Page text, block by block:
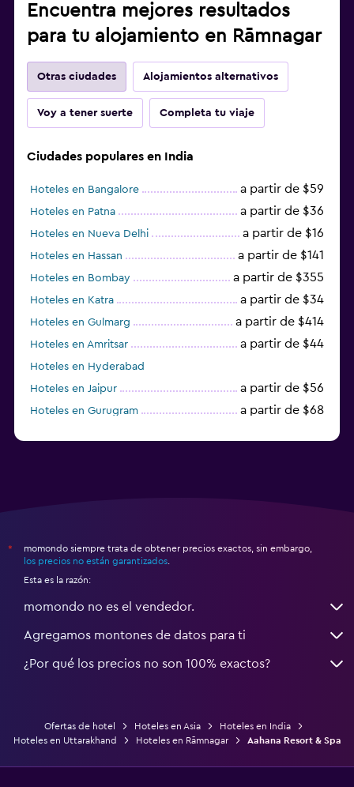
Encuentra mejores resultados
para tu alojamiento en Rāmnagar
Otras ciudades Alojamientos alternativos
Voy a tener suerte Completa tu viaje
Ciudades populares en India
Hoteles en Bangalore a partir de $59
Hoteles en Patna a partir de $36
Hoteles en Nueva Delhi a partir de $16
Hoteles en Hassan a partir de $141
Hoteles en Bombay a partir de $355
Hoteles en Katra a partir de $34
Hoteles en Gulmarg a partir de $414
Hoteles en Amritsar a partir de $44
Hoteles en Hyderabad
Hoteles en Jaipur
a partir de $56
Hoteles en Gurugram a partir de $68
*
momondo siempre trata de obtener precios exactos, sin embargo,
los precios no están garantizados
Esta es la razón:
momondo no es el vendedor.
Agregamos montones de datos para ti
¿Por qué los precios no son 100% exactos?
Ofertas de hotel Hoteles en Asia
Hoteles en India
Hoteles en Uttarakhand
Hoteles en Rāmnagar Aahana Resort & Spa